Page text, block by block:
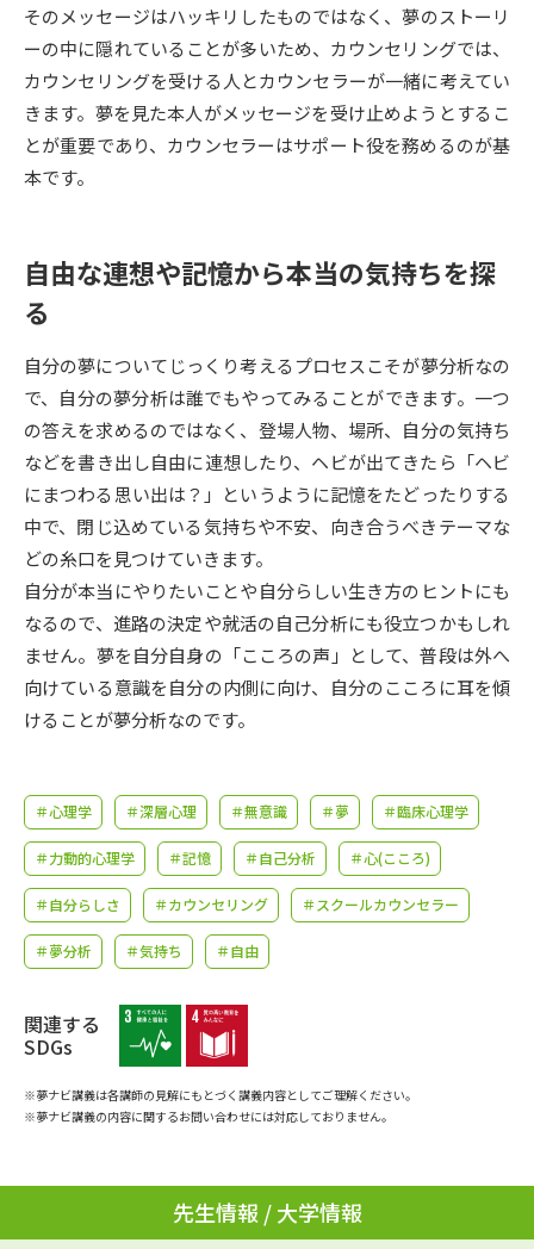
オープンキャンパス検索 実施プログラムから探す
来場型・Web型イベント特集 夢ナビライブ
志望校・出願校を調べる
先輩が入学を決めた理由 テレメール全国一斉進学調査
新生活お役立ちガイド
学問発見
大学で学びたい学問発見
学問のミニ講義「夢ナビ講義」
ユーザーサポート
Ｑ＆Ａ よくあるご質問 大学進学IDについて
資料の料金の
テレメール
お支払いサイト
特定商取引表記
テレメール進学カタログ
訂正のご案内
そのメッセージはハッキリしたものではなく、夢のストーリ
ーの中に隠れていることが多いため、カウンセリングでは、
カウンセリングを受ける人とカウンセラーが一緒に考えてい
きます。夢を見た本人がメッセージを受け止めようとするこ
とが重要であり、カウンセラーはサポート役を務めるのが基
本です。
自由な連想や記憶から本当の気持ちを探
る
自分の夢についてじっくり考えるプロセスこそが夢分析なの
で、自分の夢分析は誰でもやってみることができます。一つ
の答えを求めるのではなく、登場人物、場所、自分の気持ち
などを書き出し自由に連想したり、ヘビが出てきたら「ヘビ
にまつわる思い出は？」というように記憶をたどったりする
中で、閉じ込めている気持ちや不安、向き合うべきテーマな
どの糸口を見つけていきます。
自分が本当にやりたいことや自分らしい生き方のヒントにも
なるので、進路の決定や就活の自己分析にも役立つかもしれ
ません。夢を自分自身の「こころの声」として、普段は外へ
向けている意識を自分の内側に向け、自分のこころに耳を傾
けることが夢分析なのです。
＃心理学 ＃深層心理 ＃無意識 ＃夢 ＃臨床心理学
＃力動的心理学 ＃記憶 ＃自己分析 ＃心(こころ)
＃自分らしさ ＃カウンセリング ＃スクールカウンセラー
＃夢分析 ＃気持ち ＃自由
関連する
SDGs
※夢ナビ講義は各講師の見解にもとづく講義内容としてご理解ください。
※夢ナビ講義の内容に関するお問い合わせには対応しておりません。
先生情報 / 大学情報